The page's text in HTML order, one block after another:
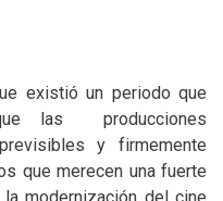
existió un periodo que
las producciones
y firmemente
que merecen una fuerte